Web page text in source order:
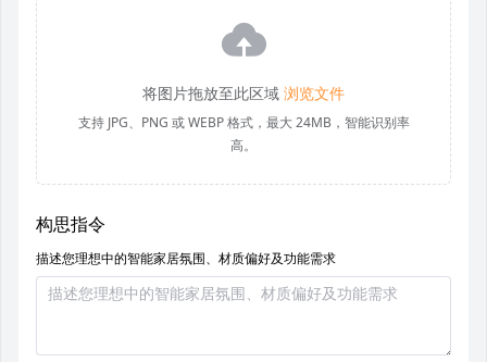
将图片拖放至此区域 浏览文件
支持 JPG、PNG 或 WEBP 格式，最大 24MB，智能识别率
高。
构思指令
描述您理想中的智能家居氛围、材质偏好及功能需求